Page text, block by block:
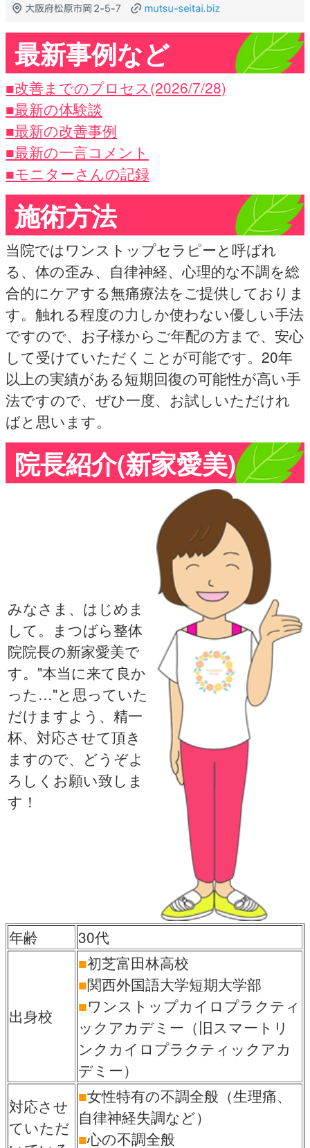
最新事例など
■改善までのプロセス(2026/7/28)
■最新の体験談
■最新の改善事例
■最新の一言コメント
■モニターさんの記録
施術方法
当院ではワンストップセラピーと呼ばれ
る、体の歪み、自律神経、心理的な不調を総
合的にケアする無痛療法をご提供しておりま
す。触れる程度の力しか使わない優しい手法
ですので、お子様からご年配の方まで、安心
して受けていただくことが可能です。20年
以上の実績がある短期回復の可能性が高い手
法ですので、ぜひ一度、お試しいただけれ
ばと思います。
院長紹介(新家愛美)
みなさま、はじめま
して。まつばら整体
院院長の新家愛美で
す。"本当に来て良か
った…"と思っていた
だけますよう、精一
杯、対応させて頂き
ますので、どうぞよ
ろしくお願い致しま
す！
年齢 30代
出身校
■初芝富田林高校
■関西外国語大学短期大学部
■ワンストップカイロプラクティ
ックアカデミー（旧スマートリ
ンクカイロプラクティックアカ
デミー）
対応させ
ていただ
■女性特有の不調全般（生理痛、
自律神経失調など）
■心の不調全般